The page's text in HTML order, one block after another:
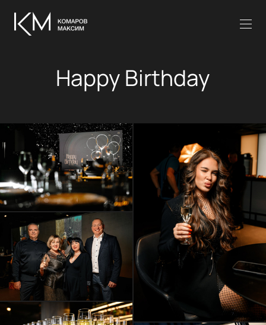
Happy Birthday